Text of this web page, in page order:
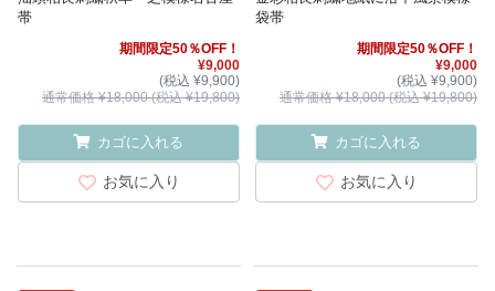
帯
期間限定50％OFF！
¥9,000
(税込 ¥9,900)
通常価格 ¥18,000 (税込 ¥19,800)
カゴに入れる
お気に入り
袋帯
期間限定50％OFF！
¥9,000
(税込 ¥9,900)
通常価格 ¥18,000 (税込 ¥19,800)
カゴに入れる
お気に入り